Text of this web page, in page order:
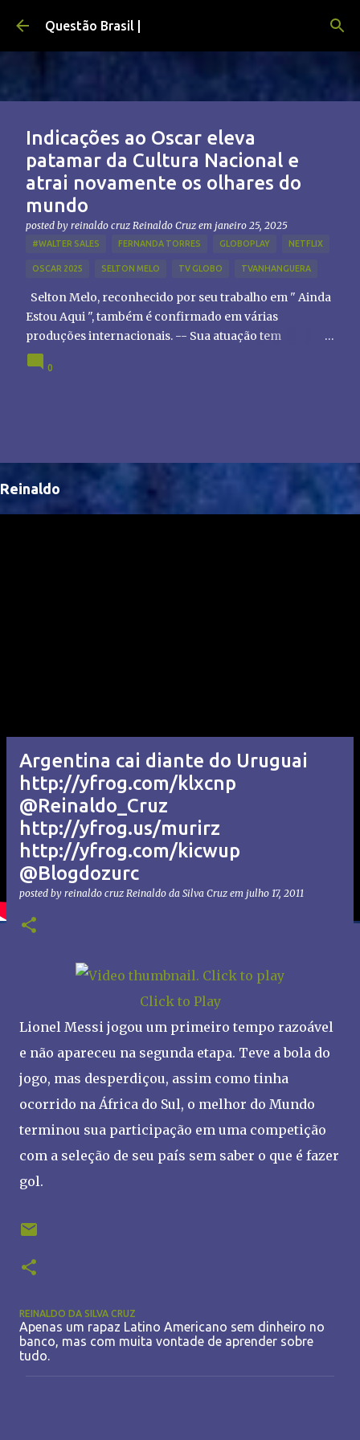
Pular para o conteúdo principal
Questão Brasil |
Indicações ao Oscar eleva
patamar da Cultura Nacional e
atrai novamente os olhares do
mundo
posted by reinaldo cruz Reinaldo Cruz em janeiro 25, 2025
#WALTER SALES FERNANDA TORRES GLOBOPLAY NETFLIX
OSCAR 2025 SELTON MELO TV GLOBO TVANHANGUERA
Selton Melo, reconhecido por seu trabalho em " Ainda
Estou Aqui ", também é confirmado em várias
produções internacionais. -- Sua atuação tem
chamado atenção de diretores e produtores fora do
Brasil, abrindo portas para novas oportunidades no
0
Reinaldo
Argentina cai diante do Uruguai
http://yfrog.com/klxcnp
@Reinaldo_Cruz
http://yfrog.us/murirz
http://yfrog.com/kicwup
@Blogdozurc
posted by reinaldo cruz Reinaldo da Silva Cruz em julho 17, 2011
Click to Play
Lionel Messi jogou um primeiro tempo razoável
e não apareceu na segunda etapa. Teve a bola do
jogo, mas desperdiçou, assim como tinha
ocorrido na África do Sul, o melhor do Mundo
terminou sua participação em uma competição
com a seleção de seu país sem saber o que é fazer
gol.
REINALDO DA SILVA CRUZ
Apenas um rapaz Latino Americano sem dinheiro no
banco, mas com muita vontade de aprender sobre
tudo.